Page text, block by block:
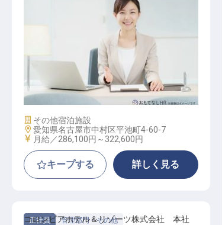
広報※名鉄エリア
施設業態
その他宿泊施設
勤務地
愛知県名古屋市中村区平池町4-60-7
給与
月給／286,100円～ 322,600円
キープする 詳しく見る
正社員
管理部門・その他
コロンビアホテル＆リゾーツ株式会社 本社